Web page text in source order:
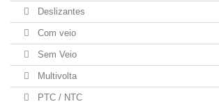
Deslizantes
Com veio
Sem Veio
Multivolta
PTC / NTC